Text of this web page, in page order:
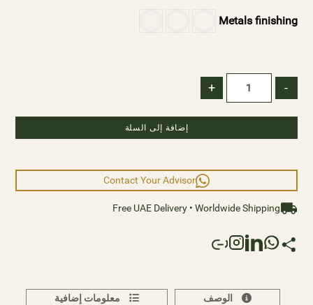
of opulence, a sanctuary of serenity, a contemporary
the IMPÉRATRICE Collection today and let the elegance
of crystals and classic lights illuminate your world.
a new era of contemporary sophistication, where every
allure.
Size:
Metals finishing
-
+
إضافة إلى السلة
Contact Your Advisor
Free UAE Delivery • Worldwide Shipping
الوصف معلومات إضافية